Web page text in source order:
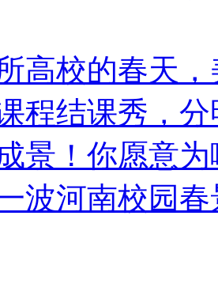
高校的春天
程结课秀，
景！你愿意
波河南校园